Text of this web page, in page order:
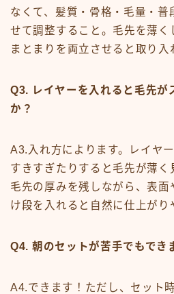
Follow
なくて、髪質・骨格・毛量・普
せて調整すること。毛先を薄く
まとまりを両立させると取り入
Q3. レイヤーを入れると毛先が
か？
A3.入れ方によります。レイヤ
すきすぎたりすると毛先が薄く
毛先の厚みを残しながら、表
け段を入れると自然に仕上がり
Q4. 朝のセットが苦手でもでき
A4.できます！ただし、セット